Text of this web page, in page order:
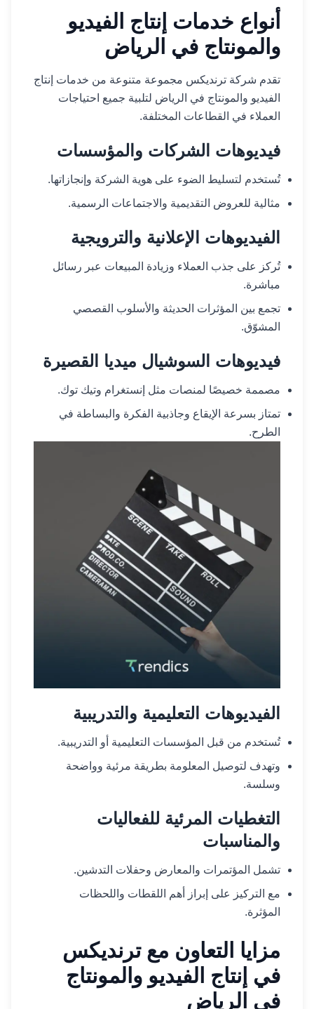
أنواع خدمات إنتاج الفيديو
والمونتاج في الرياض
تقدم شركة ترنديكس مجموعة متنوعة من خدمات إنتاج
الفيديو والمونتاج في الرياض لتلبية جميع احتياجات
العملاء في القطاعات المختلفة.
فيديوهات الشركات والمؤسسات
تُستخدم لتسليط الضوء على هوية الشركة وإنجازاتها.
مثالية للعروض التقديمية والاجتماعات الرسمية.
الفيديوهات الإعلانية والترويجية
تُركز على جذب العملاء وزيادة المبيعات عبر رسائل
مباشرة.
تجمع بين المؤثرات الحديثة والأسلوب القصصي
المشوّق.
فيديوهات السوشيال ميديا القصيرة
مصممة خصيصًا لمنصات مثل إنستغرام وتيك توك.
تمتاز بسرعة الإيقاع وجاذبية الفكرة والبساطة في
الطرح.
الفيديوهات التعليمية والتدريبية
تُستخدم من قبل المؤسسات التعليمية أو التدريبية.
وتهدف لتوصيل المعلومة بطريقة مرئية وواضحة
وسلسة.
التغطيات المرئية للفعاليات
والمناسبات
تشمل المؤتمرات والمعارض وحفلات التدشين.
مع التركيز على إبراز أهم اللقطات واللحظات
المؤثرة.
مزايا التعاون مع ترنديكس
في إنتاج الفيديو والمونتاج
في الرياض